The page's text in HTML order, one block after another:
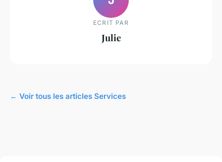
ECRIT PAR
Julie
← Voir tous les articles Services